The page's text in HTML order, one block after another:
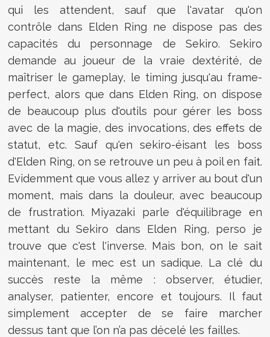
qui les attendent, sauf que l'avatar qu'on
contrôle dans Elden Ring ne dispose pas des
capacités du personnage de Sekiro. Sekiro
demande au joueur de la vraie dextérité, de
maîtriser le gameplay, le timing jusqu'au frame-
perfect, alors que dans Elden Ring, on dispose
de beaucoup plus d'outils pour gérer les boss
avec de la magie, des invocations, des effets de
statut, etc. Sauf qu'en sekiro-éisant les boss
d'Elden Ring, on se retrouve un peu à poil en fait.
Evidemment que vous allez y arriver au bout d'un
moment, mais dans la douleur, avec beaucoup
de frustration. Miyazaki parle d'équilibrage en
mettant du Sekiro dans Elden Ring, perso je
trouve que c'est l'inverse. Mais bon, on le sait
maintenant, le mec est un sadique. La clé du
succès reste la même : observer, étudier,
analyser, patienter, encore et toujours. Il faut
simplement accepter de se faire marcher
dessus tant que l’on n’a pas décelé les failles.